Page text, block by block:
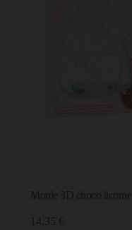
Moule 3D choco licorne
14,35 €